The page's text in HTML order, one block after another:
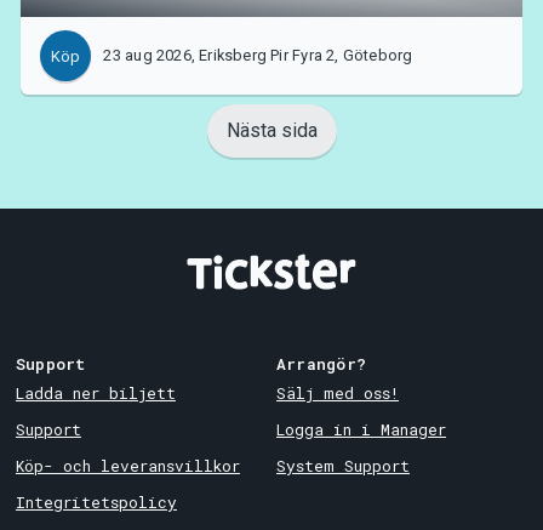
Köp 23 aug 2026, Eriksberg Pir Fyra 2, Göteborg
Nästa sida
Support
Ladda ner biljett
Support
Köp- och leveransvillkor
Integritetspolicy
Arrangör?
Sälj med oss!
Logga in i Manager
System Support